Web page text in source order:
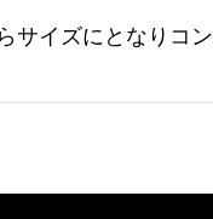
サイズにとなりコ